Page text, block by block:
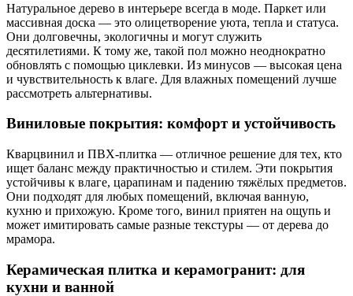
Натуральное дерево в интерьере всегда в моде. Паркет или
массивная доска — это олицетворение уюта, тепла и статуса.
Они долговечны, экологичны и могут служить
десятилетиями. К тому же, такой пол можно неоднократно
обновлять с помощью циклевки. Из минусов — высокая цена
и чувствительность к влаге. Для влажных помещений лучше
рассмотреть альтернативы.
Виниловые покрытия: комфорт и устойчивость
Кварцвинил и ПВХ-плитка — отличное решение для тех, кто
ищет баланс между практичностью и стилем. Эти покрытия
устойчивы к влаге, царапинам и падению тяжёлых предметов.
Они подходят для любых помещений, включая ванную,
кухню и прихожую. Кроме того, винил приятен на ощупь и
может имитировать самые разные текстуры — от дерева до
мрамора.
Керамическая плитка и керамогранит: для
кухни и ванной